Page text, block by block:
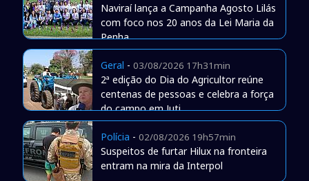
Naviraí lança a Campanha Agosto Lilás
com foco nos 20 anos da Lei Maria da
Penha
Geral - 03/08/2026 17h31min
2ª edição do Dia do Agricultor reúne
centenas de pessoas e celebra a força
do campo em Juti
Polícia - 02/08/2026 19h57min
Suspeitos de furtar Hilux na fronteira
entram na mira da Interpol